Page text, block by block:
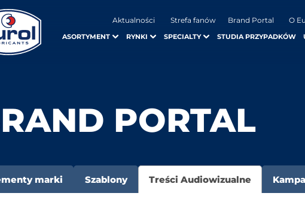
Aktualności Strefa fanów Brand Portal O
ASORTYMENT RYNKI SPECIALTY STUDIA PRZYPADKÓW
PORTAL
marki Szablony Treści Audiowizualne